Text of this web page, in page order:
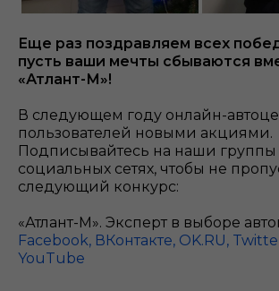
Еще раз поздравляем всех
пусть ваши мечты сбываются
«Атлант-М»!
В следующем году онлайн-
пользователей новыми акциями.
Подписывайтесь на наши группы
социальных сетях, чтобы не
следующий конкурс:
«Атлант-М». Эксперт в выборе
Facebook, ВКонтакте, OK.RU,
YouTube